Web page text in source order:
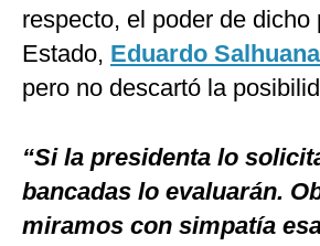
respecto, el poder de dicho
Estado, Eduardo Salhuana
pero no descartó la
“Si la presidenta lo
bancadas lo evaluarán.
miramos con simpatía